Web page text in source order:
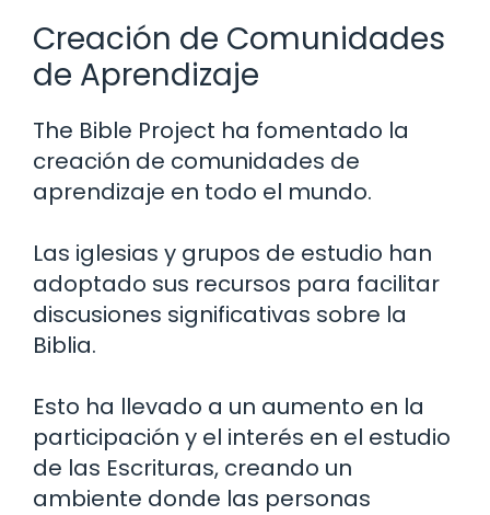
Creación de Comunidades
de Aprendizaje
The Bible Project ha fomentado la
creación de comunidades de
aprendizaje en todo el mundo.
Las iglesias y grupos de estudio han
adoptado sus recursos para facilitar
discusiones significativas sobre la
Biblia.
Esto ha llevado a un aumento en la
participación y el interés en el estudio
de las Escrituras, creando un
ambiente donde las personas